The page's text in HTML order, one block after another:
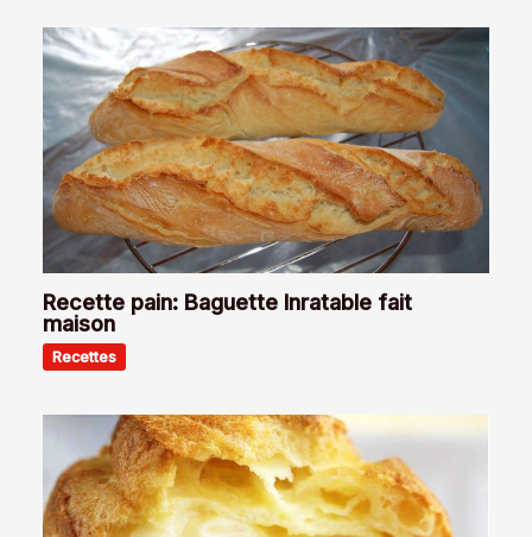
Recette pain: Baguette Inratable fait
maison
Recettes